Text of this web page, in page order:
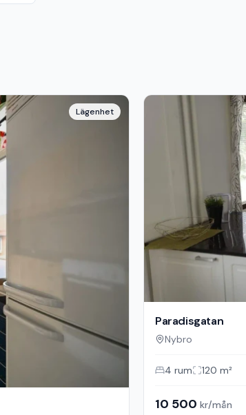
Lägenhet
Paradisgatan
Nybro
4 rum 120 m²
10 500 kr/mån